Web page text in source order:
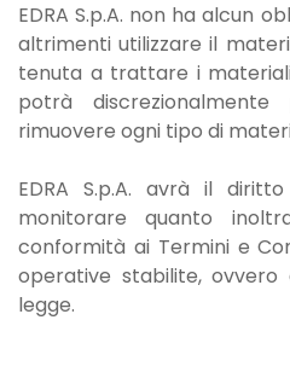
EDRA S.p.A. non ha alcun
altrimenti utilizzare il
tenuta a trattare i
potrà
rimuovere ogni tipo di
EDRA S.p.A. avrà il
monitorare quanto
conformità ai Termini e
operative stabilite,
legge.